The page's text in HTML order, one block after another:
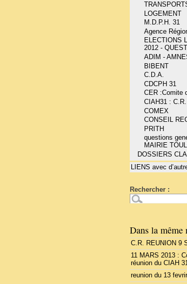
LOGEMENT
M.D.P.H. 31
Agence
ELECTIONS
2012 -
ADIM -
BIBENT
C.D.A.
CDCPH 31
CER :Comite
CIAH31 :
COMEX
CONSEIL
PRITH
questions
MAIRIE
DOSSIERS
LIENS avec
Rechercher :
Dans la même
C.R. REUNION 9
11 MARS 2013 :
réunion du CIAH 31
reunion du 13